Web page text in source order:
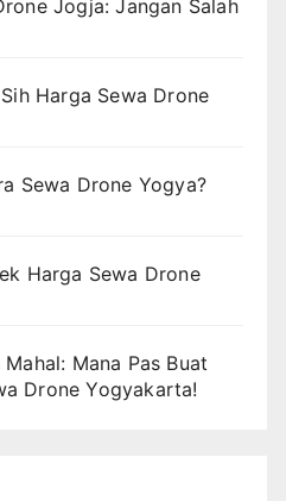
Jogja: Jangan Salah
Harga Sewa Drone
Sewa Drone Yogya?
Harga Sewa Drone
Mana Pas Buat
Drone Yogyakarta!